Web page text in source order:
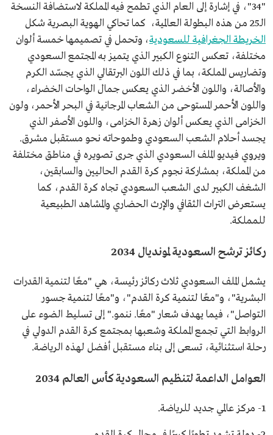
"34"، في إشارة إلى العام الذي تطمح فيه المملكة لاستضافة النسخة
الـ25 من هذه البطولة العالمية، كما تحاكي الهوية البصرية شكل
الخريطة الجغرافية للسعودية، وتحمل في تصميمها خمسة ألوان
مختلفة، تعكس التنوع الكبير الذي يتميز به المجتمع السعودي
وتضاريس المملكة، بما في ذلك اللون البرتقالي الذي يجسّد الكرم
والأصالة، واللون الأخضر الذي يعكس جمال الواحات الخضراء،
واللون الأحمر المستوحى من الشعاب المرجانية في البحر الأحمر، ولون
الخزامى الذي يعكس ألوان زهرة الخزامى، واللون الأصفر الذي
يجسد أحلام الشعب السعودي وطموحاته نحو مستقبل مشرق.
ويروي فيديو الملف السعودي الذي جرى تصويره في مناطق مختلفة
من المملكة، بمشاركة نجوم كرة القدم الحاليين والسابقين،
الشغف الكبير لدى الشعب السعودي تجاه كرة القدم، كما
يستعرض التراث الثقافي والإرث الحضاري والمشاهد الطبيعية
للمملكة.
ركائز ترشح السعودية لمونديال 2034
يشمل الملف السعودي ثلاث ركائز رئيسة، هي "معًا لتنمية القدرات
البشرية"، و"معًا لتنمية كرة القدم"، و"معًا لتنمية جسور
التواصل"، فيما يهدف شعار "معًا. ننمو." إلى تسليط الضوء على
الروابط التي تجمع المملكة وشعبها بمجتمع كرة القدم الدولي في
رحلة استثنائية، تسعى إلى بناء مستقبل أفضل لهذه الرياضة.
العوامل الداعمة لتنظيم السعودية كأس العالم 2034
1- مركز عالمي جديد للرياضة.